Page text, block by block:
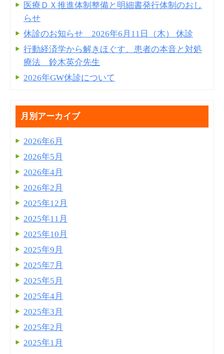
医療ＤＸ推進体制整備と明細書発⾏体制のおし
らせ
休診のお知らせ 2026年6月11日（木） 休診
行動経済学から解きほぐす、患者の本音と対処
療法 鈴木英介先生
2026年GW休診について
月別アーカイブ
2026年6月
2026年5月
2026年4月
2026年2月
2025年12月
2025年11月
2025年10月
2025年9月
2025年7月
2025年5月
2025年4月
2025年3月
2025年2月
2025年1月